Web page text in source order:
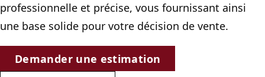
professionnelle et précise, vous fournissant ainsi
une base solide pour votre décision de vente.
Demander une estimation